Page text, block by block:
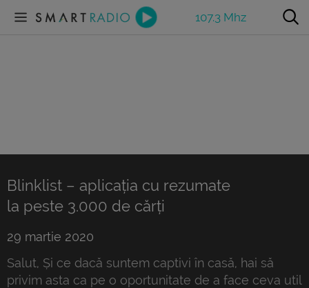
107.3 Mhz
Blinklist – aplicația cu rezumate
la peste 3.000 de cărți
29 martie 2020
Salut, Și ce dacă suntem captivi în casă, hai să
privim asta ca pe o oportunitate de a face ceva util